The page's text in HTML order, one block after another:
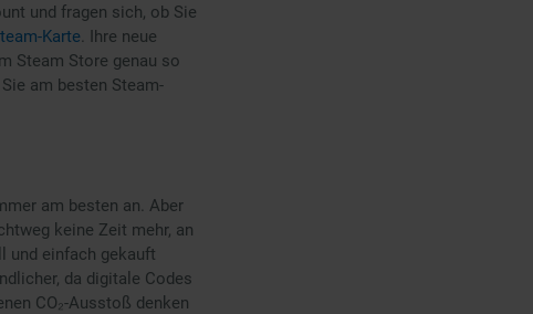
und fragen sich, ob Sie
Karte. Ihre neue
Steam Store genau so
am besten Steam-
am besten an. Aber
keine Zeit mehr, an
und einfach gekauft
da digitale Codes
CO₂-Ausstoß denken